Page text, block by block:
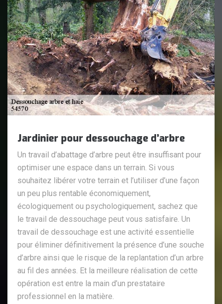
Jardinier pour dessouchage d’arbre
Un travail d’abattage d’arbre peut être insuffisant pour
optimiser une espace dans un terrain. Si vous
souhaitez libérer votre terrain et l’utiliser d’une façon
un peu plus rentable économiquement,
écologiquement ou psychologiquement, sachez que
le travail de dessouchage peut vous satisfaire. Un
travail de dessouchage est une activité essentielle
pour éliminer définitivement la présence d’une souche
d’arbre ainsi que le risque de la replantation d’un arbre
au fil des années. Et la meilleure réalisation de cette
opération est entre la main d’un prestataire
professionnel en la matière.